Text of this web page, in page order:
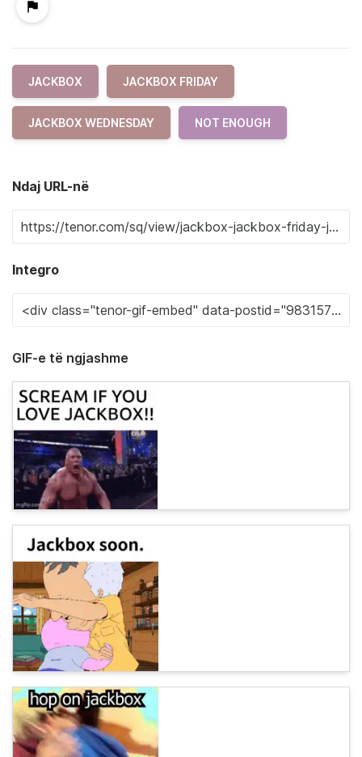
JACKBOX JACKBOX FRIDAY
JACKBOX WEDNESDAY NOT ENOUGH
Ndaj URL-në
Integro
GIF-e të ngjashme